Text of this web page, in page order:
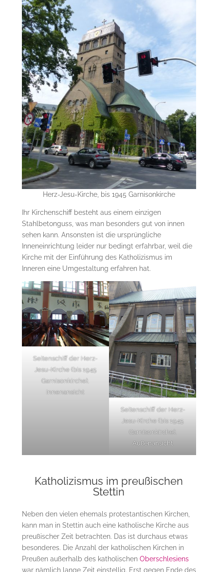
Herz-Jesu-Kirche, bis 1945 Garnisonkirche
Ihr Kirchenschiff besteht aus einem einzigen
Stahlbetonguss, was man besonders gut von innen
sehen kann. Ansonsten ist die ursprüngliche
Inneneinrichtung leider nur bedingt erfahrbar, weil die
Kirche mit der Einführung des Katholizismus im
Inneren eine Umgestaltung erfahren hat.
Seitenschiff der Herz-
Jesu-Kirche (bis 1945
Garnisonkirche),
Innenansicht
Seitenschiff der Herz-
Jesu-Kirche (bis 1945
Garnisonkirche),
Außenansicht
Katholizismus im preußischen
Stettin
Neben den vielen ehemals protestantischen Kirchen,
kann man in Stettin auch eine katholische Kirche aus
preußischer Zeit betrachten. Das ist durchaus etwas
besonderes. Die Anzahl der katholischen Kirchen in
Preußen außerhalb des katholischen Oberschlesiens
war nämlich lange Zeit einstellig. Erst gegen Ende des